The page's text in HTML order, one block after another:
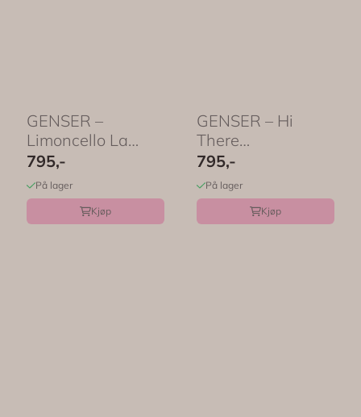
GENSER –
Limoncello La
Dolce Vita – ...
795,-
På lager
Kjøp
GENSER – Hi
There
Jordbærvenner –
Festligetrykk
795,-
På lager
Kjøp